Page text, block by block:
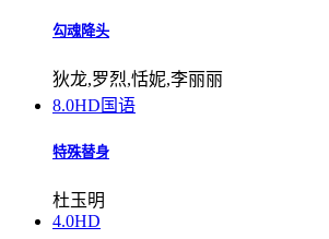
勾魂降头
狄龙,罗烈,恬妮,李丽丽
8.0HD国语
特殊替身
杜玉明
4.0HD